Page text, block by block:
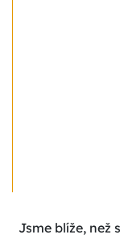
Jsme blíže, než